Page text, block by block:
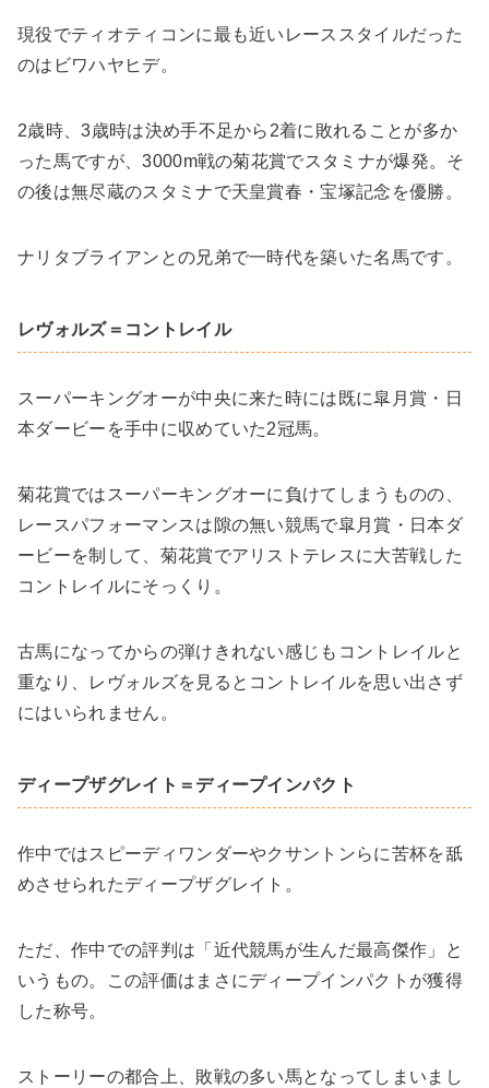
現役でティオティコンに最も近いレーススタイルだった
のはビワハヤヒデ。
2歳時、3歳時は決め手不足から2着に敗れることが多か
った馬ですが、3000m戦の菊花賞でスタミナが爆発。そ
の後は無尽蔵のスタミナで天皇賞春・宝塚記念を優勝。
ナリタブライアンとの兄弟で一時代を築いた名馬です。
レヴォルズ＝コントレイル
スーパーキングオーが中央に来た時には既に皐月賞・日
本ダービーを手中に収めていた2冠馬。
菊花賞ではスーパーキングオーに負けてしまうものの、
レースパフォーマンスは隙の無い競馬で皐月賞・日本ダ
ービーを制して、菊花賞でアリストテレスに大苦戦した
コントレイルにそっくり。
古馬になってからの弾けきれない感じもコントレイルと
重なり、レヴォルズを見るとコントレイルを思い出さず
にはいられません。
ディープザグレイト＝ディープインパクト
作中ではスピーディワンダーやクサントンらに苦杯を舐
めさせられたディープザグレイト。
ただ、作中での評判は「近代競馬が生んだ最高傑作」と
いうもの。この評価はまさにディープインパクトが獲得
した称号。
ストーリーの都合上、敗戦の多い馬となってしまいまし